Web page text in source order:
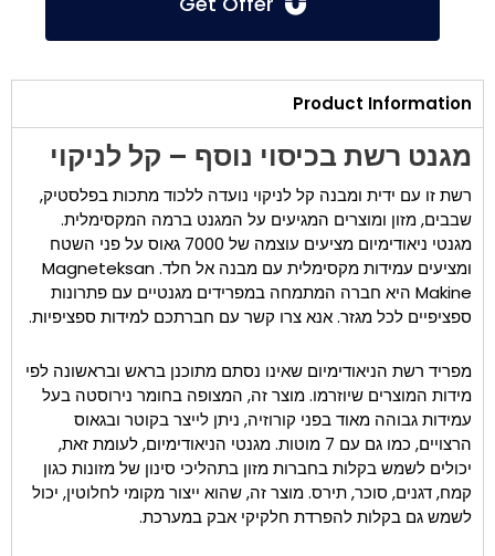
Product Information
מגנט רשת בכיסוי נוסף – קל לניקוי
רשת זו עם ידית ומבנה קל לניקוי נועדה ללכוד מתכות בפלסטיק,
שבבים, מזון ומוצרים המגיעים על המגנט ברמה המקסימלית.
מגנטי ניאודימיום מציעים עוצמה של 7000 גאוס על פני השטח
ומציעים עמידות מקסימלית עם מבנה אל חלד. Magneteksan
Makine היא חברה המתמחה במפרידים מגנטיים עם פתרונות
ספציפיים לכל מגזר. אנא צרו קשר עם חברתכם למידות ספציפיות.
מפריד רשת הניאודימיום שאינו נסתם מתוכנן בראש ובראשונה לפי
מידות המוצרים שיוזרמו. מוצר זה, המצופה בחומר נירוסטה בעל
עמידות גבוהה מאוד בפני קורוזיה, ניתן לייצר בקוטר ובגאוס
הרצויים, כמו גם עם 7 מוטות. מגנטי הניאודימיום, לעומת זאת,
יכולים לשמש בקלות בחברות מזון בתהליכי סינון של מזונות כגון
קמח, דגנים, סוכר, תירס. מוצר זה, שהוא ייצור מקומי לחלוטין, יכול
לשמש גם בקלות להפרדת חלקיקי אבק במערכת.